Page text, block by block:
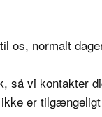
os, normalt
så vi kontakter
er